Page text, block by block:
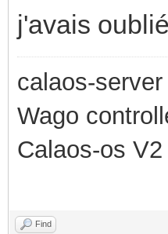
j'avais
calaos-
Wago
Calaos-os V2
Find